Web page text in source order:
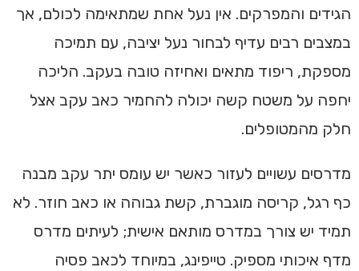
הגידים והמפרקים. אין נעל אחת שמתאימה לכולם, אך
במצבים רבים עדיף לבחור נעל יציבה, עם תמיכה
מספקת, ריפוד מתאים ואחיזה טובה בעקב. הליכה
יחפה על משטח קשה יכולה להחמיר כאב עקב אצל
חלק מהמטופלים.
מדרסים עשויים לעזור כאשר יש עומס יתר עקב מבנה
כף רגל, קריסה מוגברת, קשת גבוהה או כאב חוזר. לא
תמיד יש צורך במדרס מותאם אישית; לעיתים מדרס
מדף איכותי מספיק. טייפינג, במיוחד לכאב פסיה